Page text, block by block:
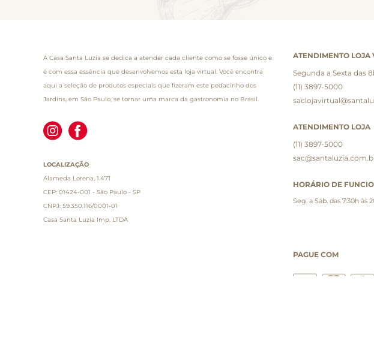
A Casa Santa Luzia se dedica a atender cada cliente como se fosse único e
é com essa essência que desenvolvemos esta loja virtual. Você encontra
aqui a seleção de produtos especiais que fizeram este pedacinho dos
Jardins, em São Paulo, se tornar uma marca da gastronomia no Brasil.
LOCALIZAÇÃO
Alameda Lorena, 1.471
CEP: 01424-001 - São Paulo - SP
CNPJ: 59.350.116/0001-01
Casa Santa Luzia Imp. LTDA
ATENDIMENTO LOJA
Segunda a Sexta das
(11) 3897-5000
ATENDIMENTO LOJA
(11) 3897-5000
HORÁRIO DE
Seg. a Sáb. das 7:30h às
PAGUE COM